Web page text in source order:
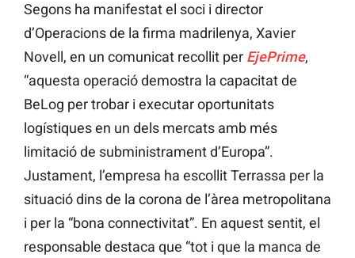
Segons ha manifestat el soci i director
d’Operacions de la firma madrilenya, Xavier
Novell, en un comunicat recollit per EjePrime,
“aquesta operació demostra la capacitat de
BeLog per trobar i executar oportunitats
logístiques en un dels mercats amb més
limitació de subministrament d’Europa”.
Justament, l’empresa ha escollit Terrassa per la
situació dins de la corona de l’àrea metropolitana
i per la “bona connectivitat”. En aquest sentit, el
responsable destaca que “tot i que la manca de